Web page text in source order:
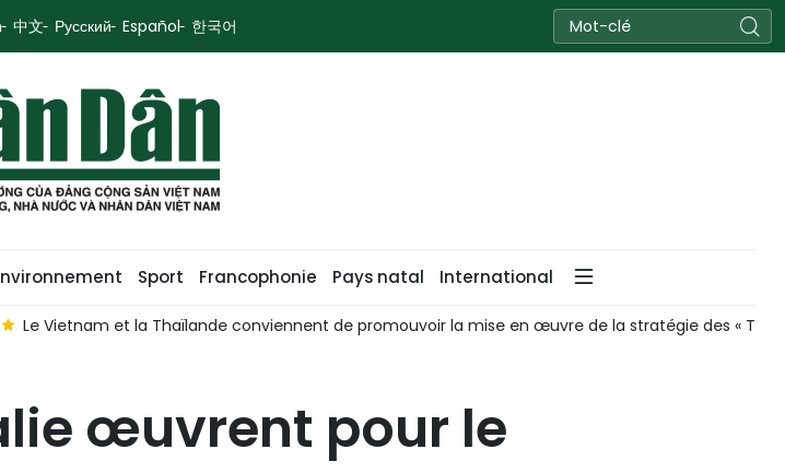
中文 Русский Español 한국어
Sport Francophonie Pays natal International
Le Vietnam et la Thaïlande conviennent de promouvoir la mise en œuvre de la stratégie des «
œuvrent pour le